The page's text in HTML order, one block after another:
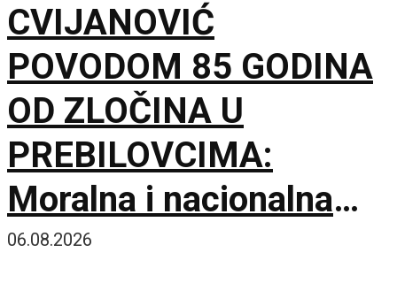
CVIJANOVIĆ
POVODOM 85 GODINA
OD ZLOČINA U
PREBILOVCIMA:
Moralna i nacionalna
dužnost je da čuvamo
06.08.2026